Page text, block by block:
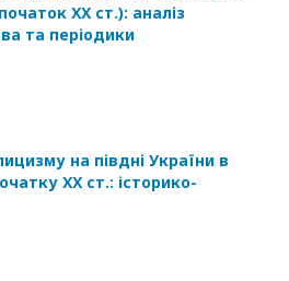
ХХ ст.): аналіз
та періодики
на півдні України в
ХХ ст.: історико-